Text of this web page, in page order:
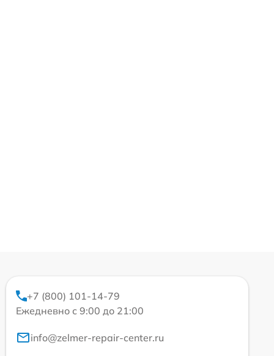
+7 (800) 101-14-79
Ежедневно с 9:00 до 21:00
info@zelmer-repair-center.ru